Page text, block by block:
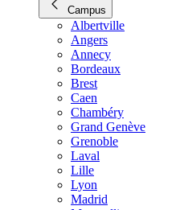
Campus
Albertville
Angers
Annecy
Bordeaux
Brest
Caen
Chambéry
Grand Genève
Grenoble
Laval
Lille
Lyon
Madrid